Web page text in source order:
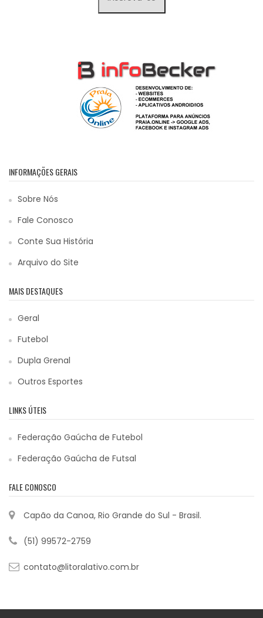
INFORMAÇÕES GERAIS
Sobre Nós
Fale Conosco
Conte Sua História
Arquivo do Site
MAIS DESTAQUES
Geral
Futebol
Dupla Grenal
Outros Esportes
LINKS ÚTEIS
Federação Gaúcha de Futebol
Federação Gaúcha de Futsal
FALE CONOSCO
Capão da Canoa, Rio Grande do Sul - Brasil.
(51) 99572-2759
contato@litoralativo.com.br